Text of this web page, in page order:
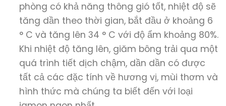
phòng có khả năng thông gió tốt, nhiệt độ sẽ
tăng dần theo thời gian, bắt đầu ở khoảng 6
° C và tăng lên 34 ° C với độ ẩm khoảng 80%.
Khi nhiệt độ tăng lên, giăm bông trải qua một
quá trình tiết dịch chậm, dần dần có được
tất cả các đặc tính về hương vị, mùi thơm và
hình thức mà chúng ta biết đến với loại